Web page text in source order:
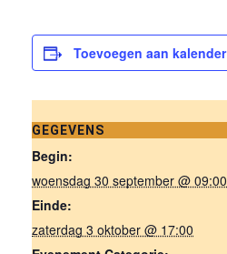
Toevoegen aan kalender
GEGEVENS
Begin:
woensdag 30 september @ 09:00
Einde:
zaterdag 3 oktober @ 17:00